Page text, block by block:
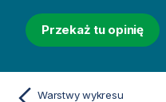
Przekaż tu opinię
Warstwy wykresu